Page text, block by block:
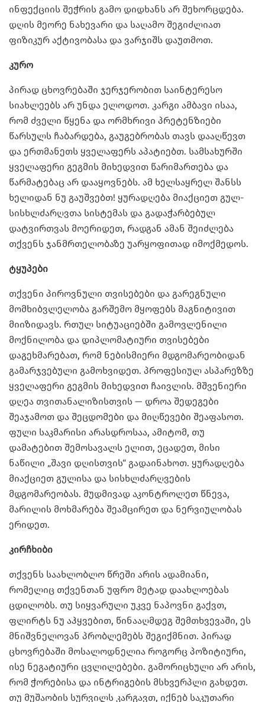
ინფექციის შეჭრის გამო დიდხანს არ შეხორცდება.
დღის მეორე ნახევარი და საღამო შეგიძლიათ
ფიზიკურ აქტივობასა და ვარჯიშს დაუთმოთ.
კურო
პირად ცხოვრებაში ჯერჯერობით საინტერესო
სიახლეებს არ უნდა ელოდოთ. კარგი ამბავი ისაა,
რომ ძველი წყენა და ორმხრივი პრეტენზიები
წარსულს ჩაბარდება, გაუგებრობას თავს დააღწევთ
და ერთმანეთს ყველაფერს აპატიებთ. სამსახურში
ყველაფერი გეგმის მიხედვით წარიმართება და
წარმატებაც არ დააყოვნებს. ამ ხელსაყრელ შანსს
ხელიდან ნუ გაუშვებთ! ყურადღება მიაქციეთ გულ-
სისხლძარღვთა სისტემას და გადაჭარბებულ
დატვირთვას მოერიდეთ, რადგან ამან შეიძლება
თქვენს ჯანმრთელობაზე უარყოფითად იმოქმედოს.
ტყუპები
თქვენი პიროვნული თვისებები და გარეგნული
მომხიბვლელობა გარშემო მყოფებს მაგნიტივით
მიიზიდავს. რთულ სიტუაციებში გამოვლენილი
მოქნილობა და დიპლომატიური თვისებები
დაგეხმარებათ, რომ ნებისმიერი მდგომარეობიდან
გამარჯვებული გამოხვიდეთ. პროფესიულ ასპარეზზე
ყველაფერი გეგმის მიხედვით ჩაივლის. მშვენიერი
დღეა თვითანალიზისთვის — დროა შედეგები
შეაჯამოთ და შეცდომები და მიღწევები შეაფასოთ.
ფული საკმარისი არასდროსაა, ამიტომ, თუ
დამატებით შემოსავალს ელით, ეცადეთ, მისი
ნაწილი „შავი დღისთვის“ გადაინახოთ. ყურადღება
მიაქციეთ გულისა და სისხლძარღვების
მდგომარეობას. მუდმივად აკონტროლეთ წნევა,
მარილის მოხმარება შეამცირეთ და ნერვიულობას
ერიდეთ.
კირჩხიბი
თქვენს საახლობლო წრეში არის ადამიანი,
რომელიც თქვენთან უფრო მეტად დაახლოებას
ცდილობს. თუ სიყვარული უკვე ნაპოვნი გაქვთ,
ფლირტს ნუ აჰყვებით, წინააღმდეგ შემთხვევაში, ეს
მნიშვნელოვან პრობლემებს შეგიქმნით. პირად
ცხოვრებაში მოსალოდნელია როგორც პოზიტიური,
ისე ნეგატიური ცვლილებები. გამორიცხული არ არის,
რომ ჭორებისა და ინტრიგების მსხვერპლი გახდეთ.
თუ მუშაობის სურვილს კარგავთ, იქნებ საკუთარი